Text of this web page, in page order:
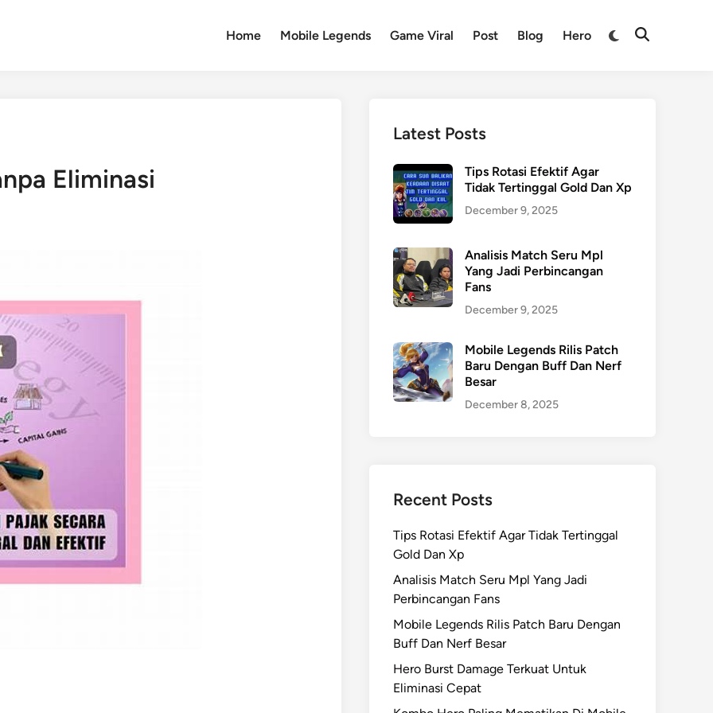
Home Mobile Legends Game Viral Post Blog Hero
Eliminasi
Latest Posts
Tips Rotasi Efektif Agar
Tidak Tertinggal Gold Dan Xp
December 9, 2025
Analisis Match Seru Mpl
Yang Jadi Perbincangan
Fans
December 9, 2025
Mobile Legends Rilis Patch
Baru Dengan Buff Dan Nerf
Besar
December 8, 2025
Recent Posts
Tips Rotasi Efektif Agar Tidak Tertinggal
Gold Dan Xp
Analisis Match Seru Mpl Yang Jadi
Perbincangan Fans
Mobile Legends Rilis Patch Baru Dengan
Buff Dan Nerf Besar
Hero Burst Damage Terkuat Untuk
Eliminasi Cepat